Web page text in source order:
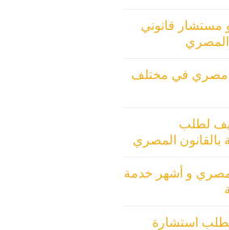
قانوني
المصري
مصري في مختلف
لطلب
بالقانون المصري
و أشهر خدمة
استشارة